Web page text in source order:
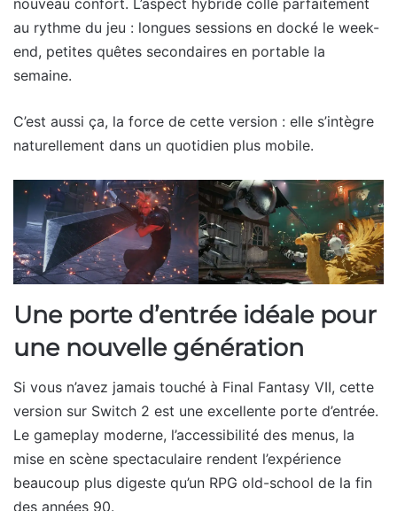
nouveau confort. L’aspect hybride colle parfaitement
au rythme du jeu : longues sessions en docké le week-
end, petites quêtes secondaires en portable la
semaine.
C’est aussi ça, la force de cette version : elle s’intègre
naturellement dans un quotidien plus mobile.
Une porte d’entrée idéale pour
une nouvelle génération
Si vous n’avez jamais touché à Final Fantasy VII, cette
version sur Switch 2 est une excellente porte d’entrée.
Le gameplay moderne, l’accessibilité des menus, la
mise en scène spectaculaire rendent l’expérience
beaucoup plus digeste qu’un RPG old-school de la fin
des années 90.